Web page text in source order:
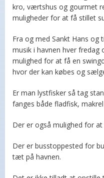
kro, værtshus og gourmet
muligheder for at få stillet
Fra og med Sankt Hans og
musik i havnen hver fredag
mulighed for at få en
hvor der kan købes og
Er man lystfisker så tag
fanges både fladfisk,
Der er også mulighed for
Der er busstoppested for
tæt på havnen.